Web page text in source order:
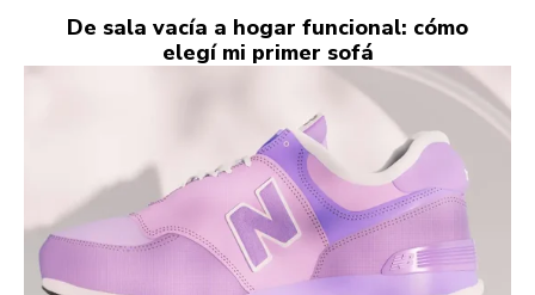
De sala vacía a hogar funcional: cómo
elegí mi primer sofá